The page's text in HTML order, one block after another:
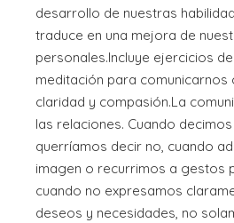
desarrollo de nuestras
traduce en una mejora de
personales.Incluye ejercicios
meditación para comunicarnos
claridad y compasión.La
las relaciones. Cuando
querríamos decir no, cuando
imagen o recurrimos a gestos
cuando no expresamos
deseos y necesidades, no